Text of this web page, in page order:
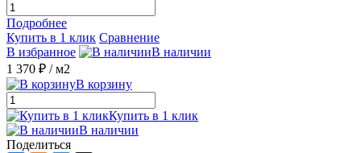
Подробнее
Купить в 1 клик Сравнение
В избранное
В наличии
1 370 ₽ / м2
В корзину
Купить в 1 клик
В наличии
Поделиться